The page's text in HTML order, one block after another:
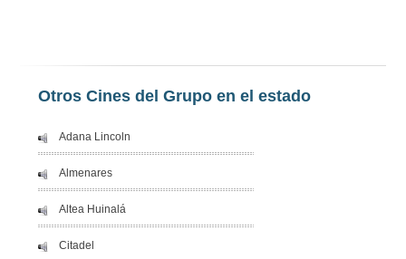
Otros Cines del Grupo en el estado
Adana Lincoln
Almenares
Altea Huinalá
Citadel